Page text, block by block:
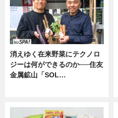
消えゆく在来野菜にテクノロ
ジーは何ができるのか──住友
金属鉱山「SOL…